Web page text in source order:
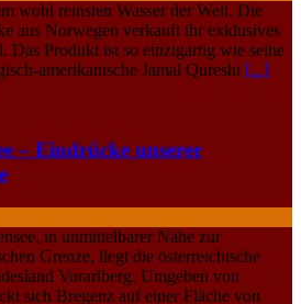
wohl reinsten Wasser der Welt. Die
aus Norwegen verkauft ihr exklusives
Das Produkt ist so einzigartig wie seine
amerikanische Jamal Qureshi [...]
– Eindrücke unserer
in unmittelbarer Nähe zur
Grenze, liegt die österreichische
Vorarlberg. Umgeben von
sich Bregenz auf einer Fläche von